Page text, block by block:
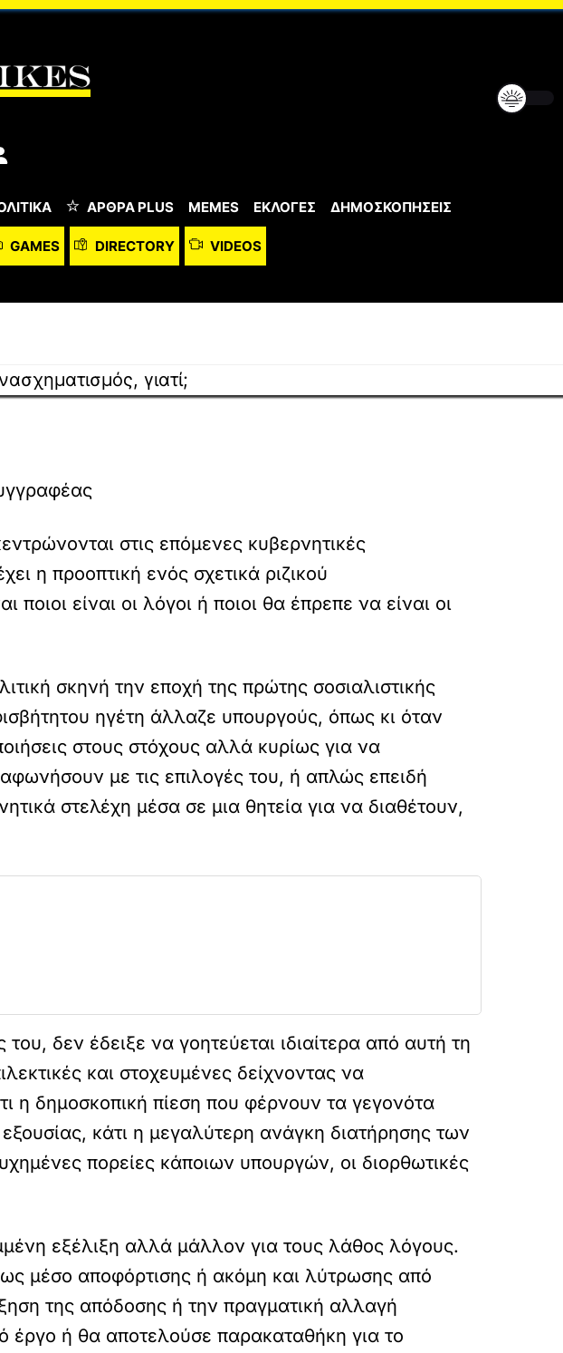
ΆΡΘΡΑ PLUS MEMES ΕΚΛΟΓΕΣ ΔΗΜΟΣΚΟΠΗΣΕΙΣ
GAMES DIRECTORY VIDEOS
στις επόμενες κυβερνητικές
η προοπτική ενός σχετικά ριζικού
είναι οι λόγοι ή ποιοι θα έπρεπε να είναι οι
σκηνή την εποχή της πρώτης σοσιαλιστικής
ηγέτη άλλαζε υπουργούς, όπως κι όταν
στους στόχους αλλά κυρίως για να
με τις επιλογές του, ή απλώς επειδή
στελέχη μέσα σε μια θητεία για να διαθέτουν,
δεν έδειξε να γοητεύεται ιδιαίτερα από αυτή τη
και στοχευμένες δείχνοντας να
η δημοσκοπική πίεση που φέρνουν τα γεγονότα
κάτι η μεγαλύτερη ανάγκη διατήρησης των
πορείες κάποιων υπουργών, οι διορθωτικές
εξέλιξη αλλά μάλλον για τους λάθος λόγους.
μέσο αποφόρτισης ή ακόμη και λύτρωσης από
της απόδοσης ή την πραγματική αλλαγή
έργο ή θα αποτελούσε παρακαταθήκη για το